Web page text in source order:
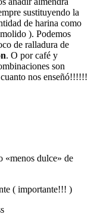
sustituyendo la
de harina como
). Podemos
de ralladura de
. O por café y
son
nos enseñó!!!!!!
«menos dulce» de
( importante!!! )